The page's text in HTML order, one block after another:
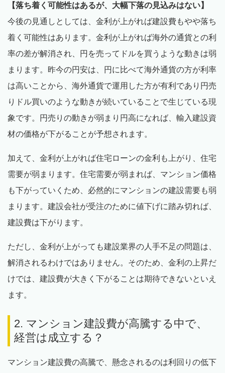
【落ち着く可能性はあるが、大幅下落の見込みはない】
今後の見通しとしては、金利が上がれば建設費もやや落ち
着く可能性はあります。金利が上がれば海外の通貨との利
率の差が解消され、円を売ってドルを買うような動きは弱
まります。昨今の円安は、円に比べて海外通貨の方が利率
は高いことから、海外通貨で運用した方が有利であり円売
りドル買いのような動きが続いていることで生じている現
象です。円売りの動きが弱まり円高になれば、輸入建設資
材の価格が下がることが予想されます。
加えて、金利が上がれば住宅ローンの金利も上がり、住宅
需要が弱まります。住宅需要が弱まれば、マンション価格
も下がっていくため、必然的にマンションの建設需要も弱
まります。建設会社が受注のために値下げに踏み切れば、
建設費は下がります。
ただし、金利が上がっても建設業界の人手不足の問題は、
解消されるわけではありません。そのため、金利の上昇だ
けでは、建設費が大きく下がることは期待できないといえ
ます。
2. マンション建設費が高騰する中で、
経営は成立する？
マンション建設費の高騰で、懸念されるのは利回りの低下